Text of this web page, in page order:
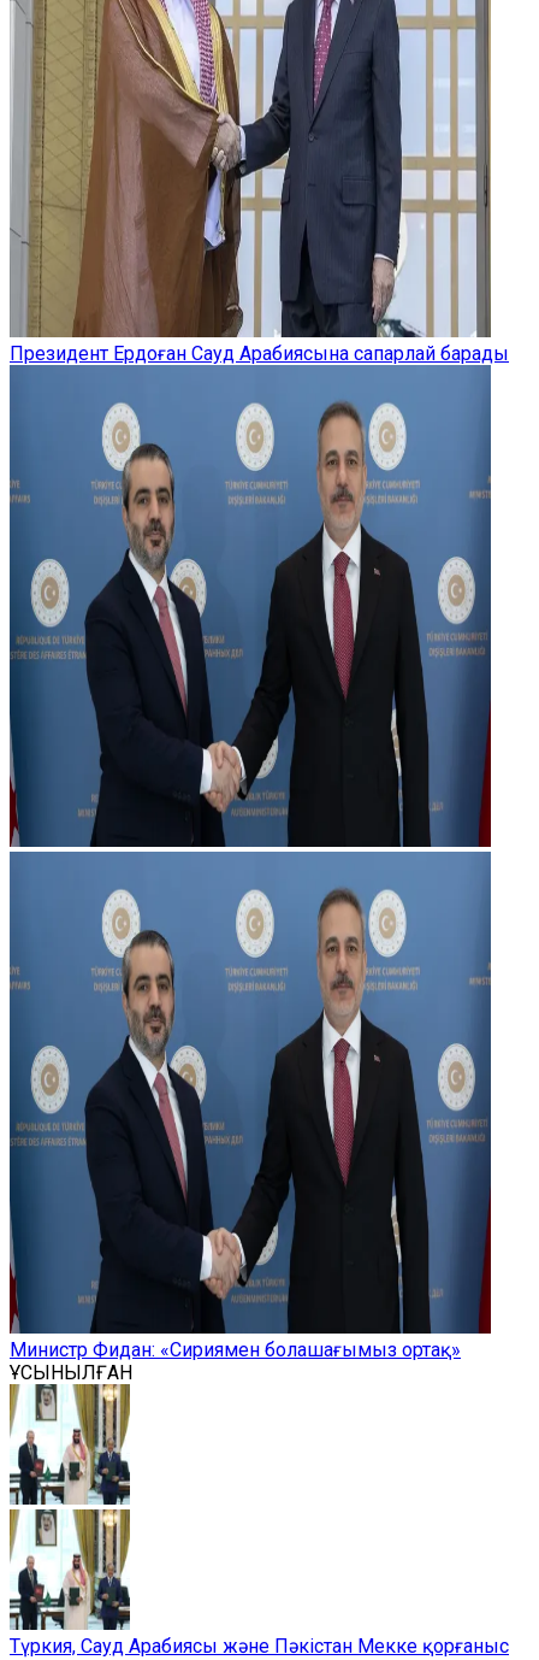
Президент Ердоған Сауд Арабиясына сапарлай барады
Министр Фидан: «Сириямен болашағымыз ортақ»
ҰСЫНЫЛҒАН
Түркия, Сауд Арабиясы және Пәкістан Мекке қорғаныс